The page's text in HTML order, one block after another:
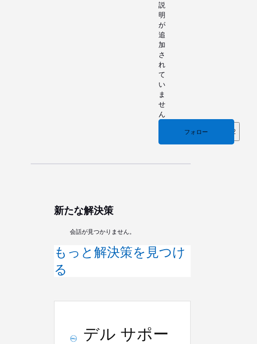
説
明
が
追
加
さ
れ
て
い
ま
せ
ん
185 2
フォロー
新たな解決策
会話が見つかりません。
もっと解決策を見つけ
る
デル サポー